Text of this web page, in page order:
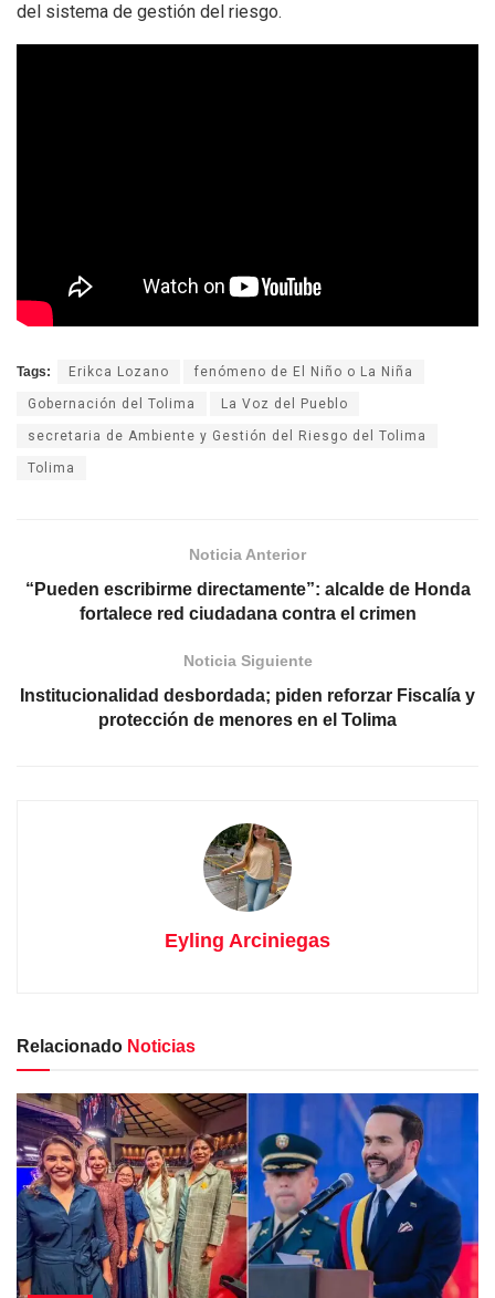
del sistema de gestión del riesgo.
Tags: Erikca Lozano fenómeno de El Niño o La Niña
Gobernación del Tolima La Voz del Pueblo
secretaria de Ambiente y Gestión del Riesgo del Tolima
Tolima
Noticia Anterior
“Pueden escribirme directamente”: alcalde de Honda
fortalece red ciudadana contra el crimen
Noticia Siguiente
Institucionalidad desbordada; piden reforzar Fiscalía y
protección de menores en el Tolima
Eyling Arciniegas
Relacionado Noticias